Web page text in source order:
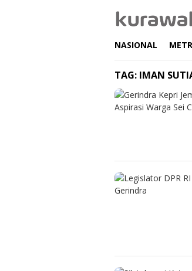
NASIONAL
TAG: IMAN